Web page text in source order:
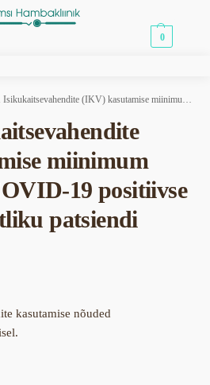
0
(IKV) kasutamise miinimum põhimõtted COVID-19 positiivse või nakkusohtliku patsiendi käsitlemisel
miinimum
19 positiivse
patsiendi
kasutamise nõuded